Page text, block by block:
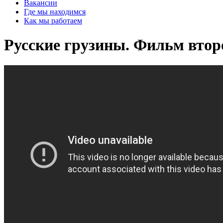
Вакансии
Где мы находимся
Как мы работаем
Русские грузины. Фильм